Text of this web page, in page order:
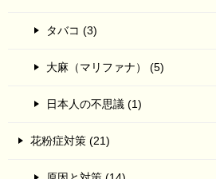
タバコ (3)
大麻（マリファナ） (5)
日本人の不思議 (1)
花粉症対策 (21)